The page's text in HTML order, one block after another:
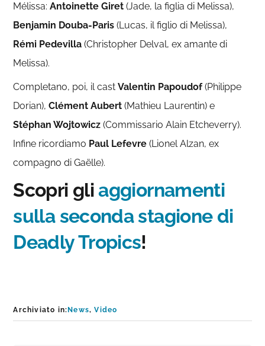
Mélissa:Antoinette Giret (Jade, la figlia di Melissa),
Benjamin Douba-Paris (Lucas, il figlio di Melissa),
Rémi Pedevilla (Christopher Delval, ex amante di
Melissa).
Completano, poi, il castValentin Papoudof(Philippe
Dorian),Clément Aubert (Mathieu Laurentin) e
Stéphan Wojtowicz (Commissario Alain Etcheverry).
Infine ricordiamo Paul Lefevre (Lionel Alzan, ex
compagno di Gaëlle).
Scopri gliaggiornamenti
sulla seconda stagione di
Deadly Tropics!
Archiviato in: News,Video